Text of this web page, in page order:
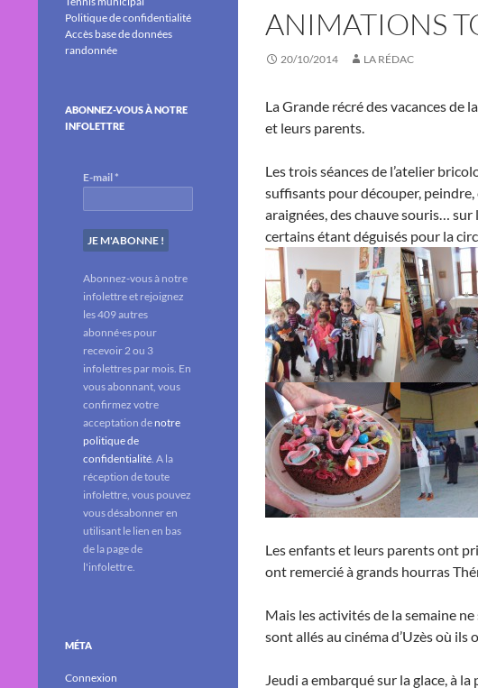
ANIMATIONS
20/10/2014 LA RÉDAC
La Grande récré des vacances de
et leurs parents.
Les trois séances de l’atelier
suffisants pour découper,
araignées, des chauve souris…
certains étant déguisés pour la
Les enfants et leurs parents ont
ont remercié à grands hourras
Mais les activités de la semaine
sont allés au cinéma d’Uzès où
Jeudi a embarqué sur la glace, à
Politique de confidentialité
Accès base de données
randonnée
ABONNEZ-VOUS À NOTRE
INFOLETTRE
E-mail*
Abonnez-vous à notre
infolettre et rejoignez
les 409 autres
abonné·es pour
recevoir 2 ou 3
infolettres par mois. En
vous abonnant, vous
confirmez votre
acceptation de notre
politique de
confidentialité. A la
réception de toute
infolettre, vous pouvez
vous désabonner en
utilisant le lien en bas
de la page de
l'infolettre.
MÉTA
Connexion